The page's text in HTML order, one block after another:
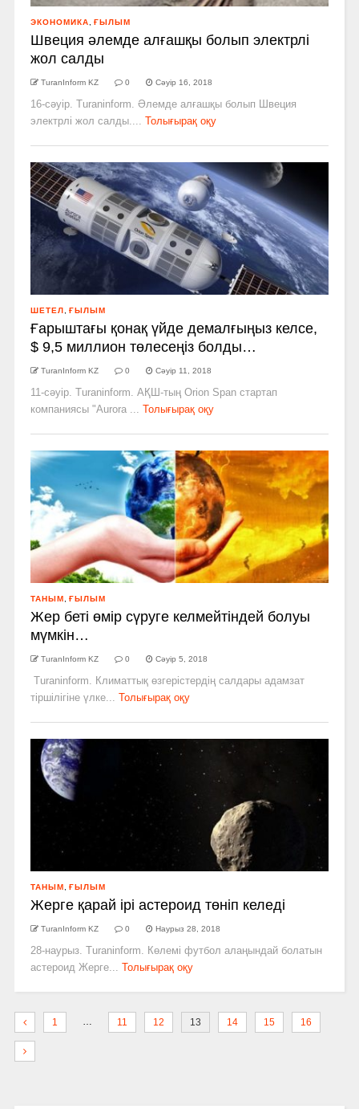
ЭКОНОМИКА ҒЫЛЫМ
Швеция әлемде алғашқы болып электрлі
жол салды
TuranInform KZ 0 Сәуір 16, 2018
16-сәуір. Turaninform. Әлемде алғашқы болып Швеция
электрлі жол салды....
Толығырақ оқу
ШЕТЕЛ ҒЫЛЫМ
Ғарыштағы қонақ үйде демалғыңыз келсе,
$ 9,5 миллион төлесеңіз болды…
TuranInform KZ 0 Сәуір 11, 2018
11-сәуір. Turaninform. АҚШ­-тың Orion Span стартап
компаниясы "Aurora ...
Толығырақ оқу
ТАНЫМ ҒЫЛЫМ
Жер беті өмір сүруге келмейтіндей болуы
мүмкін…
TuranInform KZ 0 Сәуір 5, 2018
Turaninform. Климаттық өзгерістердің салдары адамзат
тіршілігіне үлке...
Толығырақ оқу
ТАНЫМ ҒЫЛЫМ
Жерге қарай ірі астероид төніп келеді
TuranInform KZ 0 Наурыз 28, 2018
28-наурыз. Turaninform. Көлемі футбол алаңындай болатын
астероид Жерге...
Толығырақ оқу
1 11 12 13 14 15 16